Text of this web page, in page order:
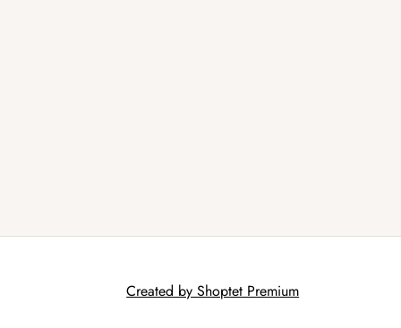
Created by Shoptet Premium